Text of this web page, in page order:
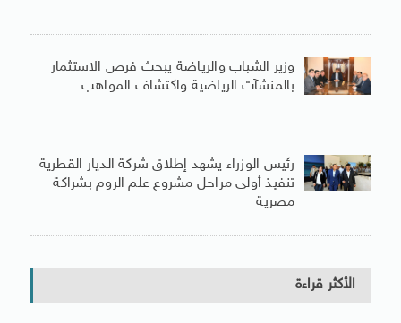
وزير الشباب والرياضة يبحث فرص الاستثمار
بالمنشآت الرياضية واكتشاف المواهب
رئيس الوزراء يشهد إطلاق شركة الديار القطرية
تنفيذ أولى مراحل مشروع علم الروم بشراكة
مصرية
الأكثر قراءة